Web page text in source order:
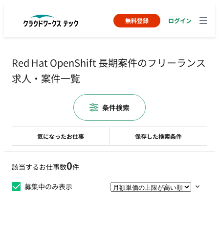
無料登録 ログイン
Red Hat OpenShift 長期案件のフリーランス
求人・案件一覧
該当するお仕事数0件
募集中のみ表示
気になったお仕事 保存した検索条件
条件検索